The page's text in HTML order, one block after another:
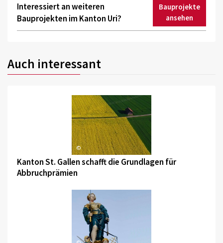
Interessiert an weiteren
Bauprojekten im Kanton Uri?
Bauprojekte
ansehen
Auch interessant
©
Kanton St. Gallen schafft die Grundlagen für
Abbruchprämien